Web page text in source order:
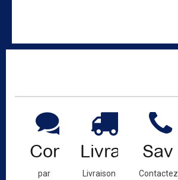
Contact
par
Livraison
Livraison
Sav
Contactez-